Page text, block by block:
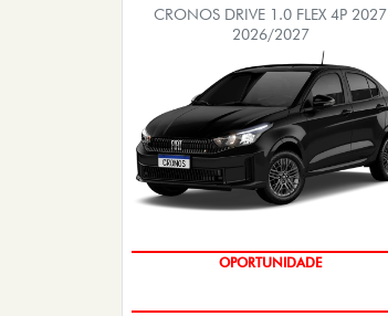
CRONOS DRIVE 1.0 FLEX 4P 2027
2026/2027
OPORTUNIDADE